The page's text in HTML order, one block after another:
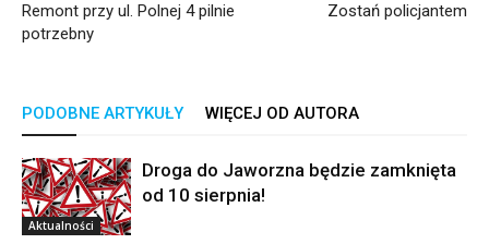
Remont przy ul. Polnej 4 pilnie
potrzebny
Zostań policjantem
PODOBNE ARTYKUŁY WIĘCEJ OD AUTORA
Aktualności
Droga do Jaworzna będzie zamknięta
od 10 sierpnia!